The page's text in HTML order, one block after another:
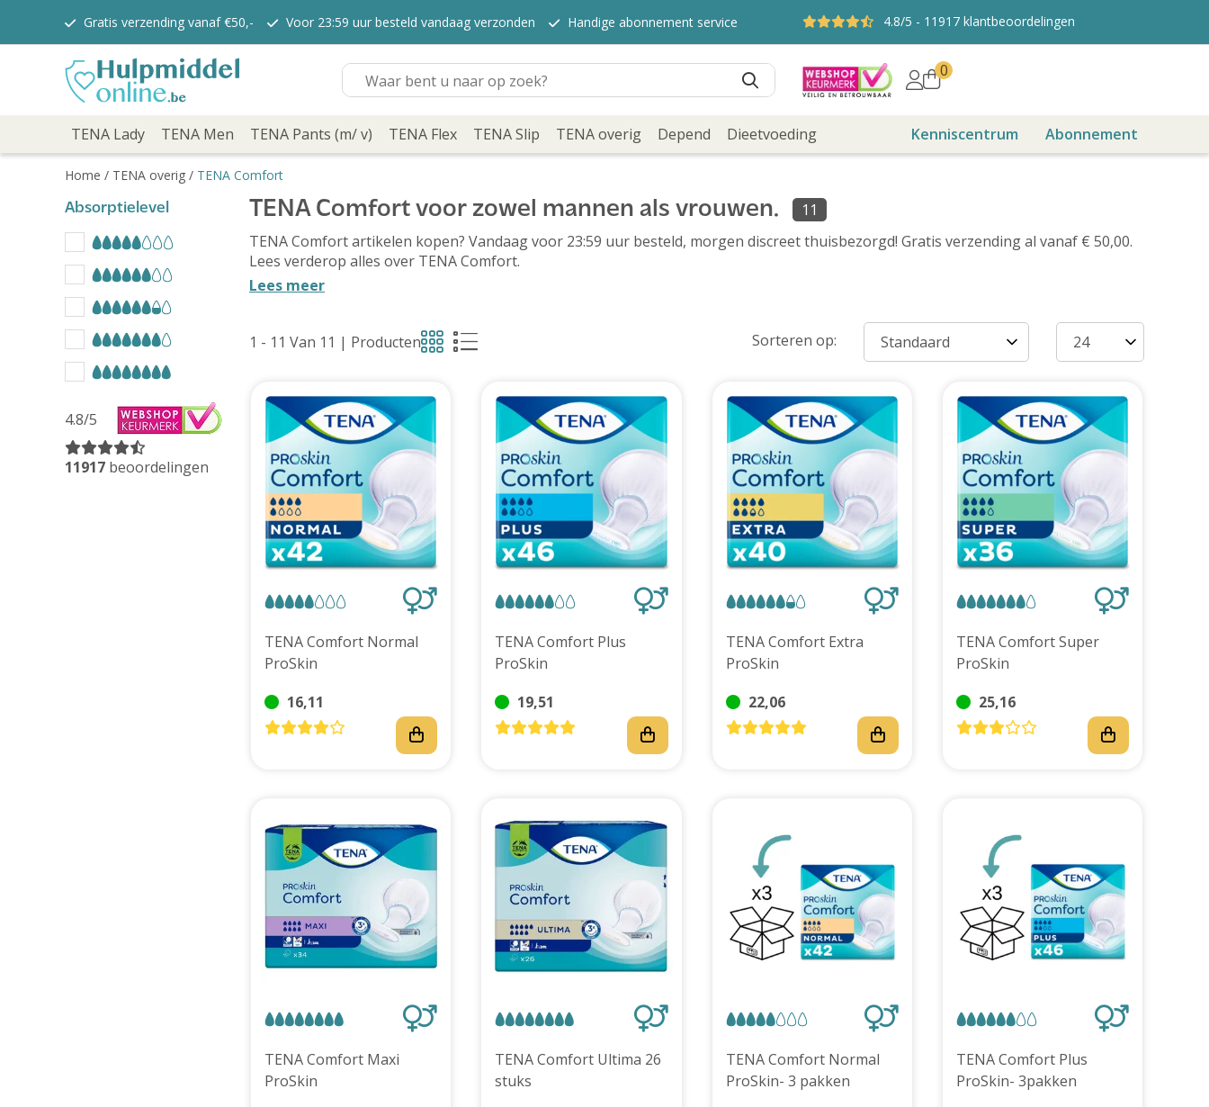
TENA Lady
TENA Lady Pants
TENA Discreet verbanden
TENA Discreet inlegkruisjes
TENA Pants (m/ v)
TENA Slip
TENA Bed
TENA Comfort
Verzorging
Depend voor Mannen
Depend voor vrouwen
Dieetvoeding
Kenniscentrum
Abonnement
Gratis verzending vanaf €50,- Voor 23:59 uur besteld vandaag verzonden Handige abonnement service 4.8/5 - 11917 klantbeoordelingen
0
TENA Lady TENA Men TENA Pants (m/ v) TENA Flex TENA Slip TENA overig Depend Dieetvoeding Kenniscentrum Abonnement
Home / TENA overig / TENA Comfort
Absorptielevel
4.8/5
11917 beoordelingen
TENA Comfort voor zowel mannen als vrouwen.
11
TENA Comfort artikelen kopen? Vandaag voor 23:59 uur besteld, morgen discreet thuisbezorgd! Gratis verzending al vanaf € 50,00.
Lees verderop alles over TENA Comfort.
Lees meer
1 - 11 Van 11 | Producten Sorteren op:
TENA Comfort Normal
ProSkin
16,11
TENA Comfort Plus
ProSkin
19,51
TENA Comfort Extra
ProSkin
22,06
TENA Comfort Super
ProSkin
25,16
TENA Comfort Maxi
ProSkin
TENA Comfort Ultima 26
stuks
TENA Comfort Normal
ProSkin- 3 pakken
TENA Comfort Plus
ProSkin- 3pakken